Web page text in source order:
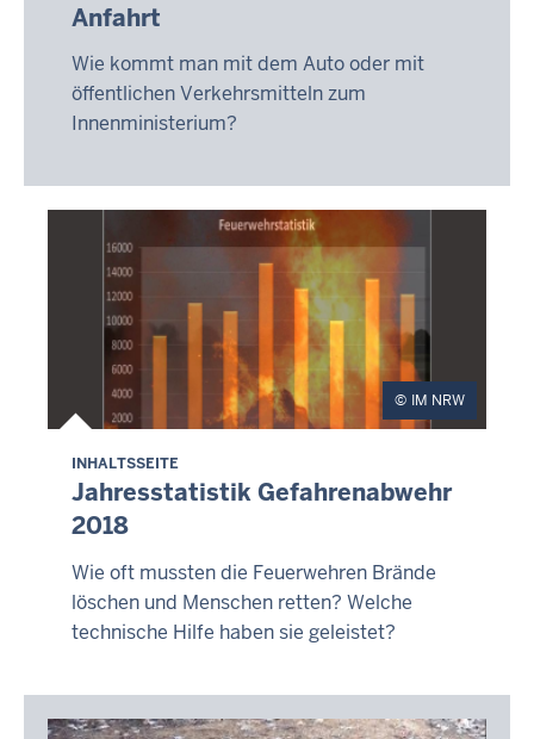
Anfahrt
Wie kommt man mit dem Auto oder mit
öffentlichen Verkehrsmitteln zum
Innenministerium?
IM NRW
INHALTSSEITE
Jahresstatistik Gefahrenabwehr
2018
Wie oft mussten die Feuerwehren Brände
löschen und Menschen retten? Welche
technische Hilfe haben sie geleistet?